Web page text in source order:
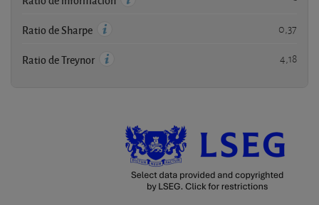
Ratio de Sharpe 0,37
Ratio de Treynor 4,18